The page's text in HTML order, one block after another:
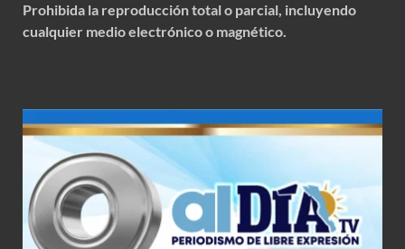
Prohibida la reproducción total o parcial, incluyendo
cualquier medio electrónico o magnético.